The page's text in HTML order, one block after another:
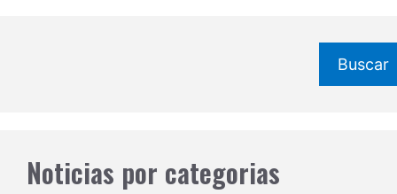
Buscar
Noticias por categorias